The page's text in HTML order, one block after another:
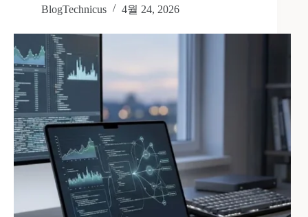
BlogTechnicus 4월 24, 2026